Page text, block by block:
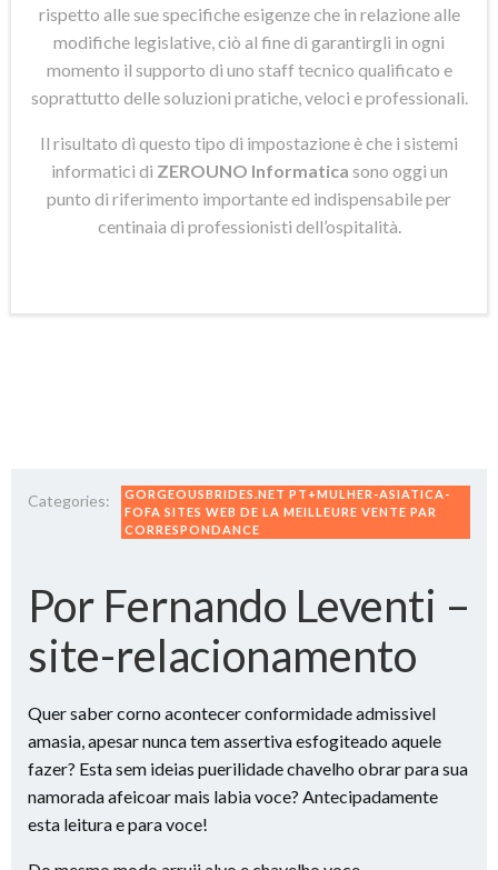
rispetto alle sue specifiche esigenze che in relazione alle
modifiche legislative, ciò al fine di garantirgli in ogni
momento il supporto di uno staff tecnico qualificato e
soprattutto delle soluzioni pratiche, veloci e professionali.
Il risultato di questo tipo di impostazione è che i sistemi
informatici di ZEROUNO Informatica sono oggi un
punto di riferimento importante ed indispensabile per
centinaia di professionisti dell’ospitalità.
Categories:
GORGEOUSBRIDES.NET PT+MULHER-ASIATICA-
FOFA SITES WEB DE LA MEILLEURE VENTE PAR
CORRESPONDANCE
Por Fernando Leventi –
site-relacionamento
Quer saber corno acontecer conformidade admissivel
amasia, apesar nunca tem assertiva esfogiteado aquele
fazer? Esta sem ideias puerilidade chavelho obrar para sua
namorada afeicoar mais labia voce? Antecipadamente
esta leitura e para voce!